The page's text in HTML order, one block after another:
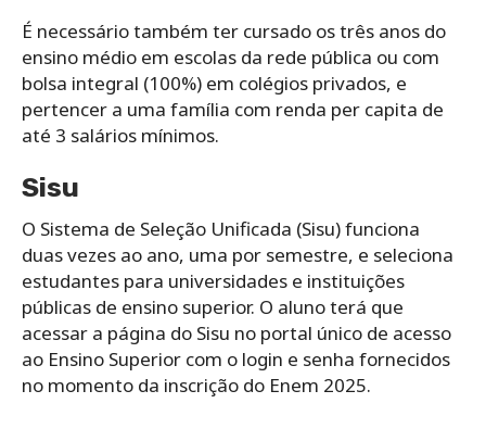
É necessário também ter cursado os três anos do
ensino médio em escolas da rede pública ou com
bolsa integral (100%) em colégios privados, e
pertencer a uma família com renda per capita de
até 3 salários mínimos.
Sisu
O Sistema de Seleção Unificada (Sisu) funciona
duas vezes ao ano, uma por semestre, e seleciona
estudantes para universidades e instituições
públicas de ensino superior. O aluno terá que
acessar a página do Sisu no portal único de acesso
ao Ensino Superior com o login e senha fornecidos
no momento da inscrição do Enem 2025.